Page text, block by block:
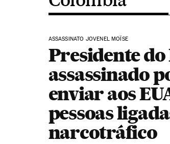
ASSASSINATO JOVENEL MOÏSE
Presidente
assassinado
enviar aos
pessoas
narcotráfico